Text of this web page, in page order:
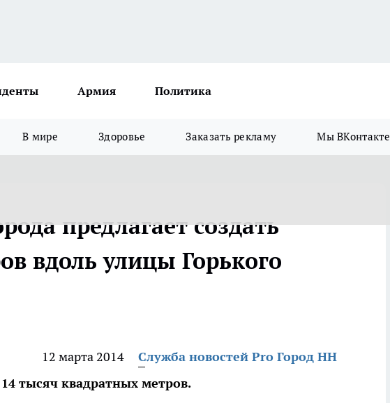
Армия Политика
В мире Здоровье Заказать рекламу Мы ВКонтакте
предлагает создать
вдоль улицы Горького
12 марта 2014
Служба новостей Pro Город НН
тысяч квадратных метров.